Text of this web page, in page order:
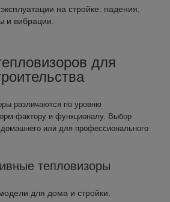
на стройке: падения,
и вибрации.
для
различаются по уровню
фактору и функционалу. Выбор
или для профессионального
тепловизоры
для дома и стройки.